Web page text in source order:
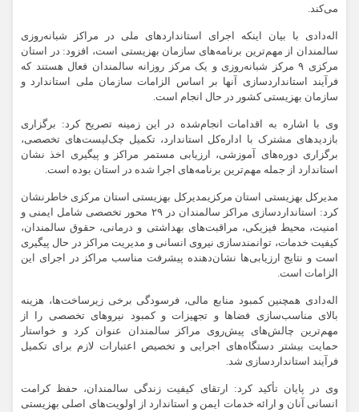
می‌کند.
اله‌دادی با بیان اینکه اجرای استانداردهای ملی در مراکز شبانه‌روزی
سالمندان از مهم‌ترین برنامه‌های سازمان بهزیستی است، افزود: در استان
مرکزی ۹ مرکز شبانه‌روزی و یک مرکز روزانه سالمندان فعال هستند که
فرآیند استانداردسازی آنها بر اساس الزامات سازمان ملی استاندارد و
سازمان بهزیستی کشور در حال انجام است.
وی با اشاره به اقدامات انجام‌شده در این زمینه تصریح کرد: برگزاری
بازدیدهای مشترک با اداره‌کل استاندارد، تکمیل چک‌لیست‌های تخصصی،
برگزاری دوره‌های آموزشی، ارزیابی مستمر مراکز و پیگیری اخذ نشان
استاندارد از جمله مهم‌ترین برنامه‌های اجرا شده در استان بوده است.
مدیرکل بهزیستی استان مرکزیمدیرکل بهزیستی استان مرکزی خاطرنشان
کرد: استانداردسازی مراکز سالمندان در ۲۹ محور تخصصی شامل ایمنی و
امنیت، محیط فیزیکی، مراقبت‌های بهداشتی و درمانی، حقوق سالمندان،
کیفیت خدمات، توانمندسازی نیروی انسانی و مدیریت مراکز در حال پیگیری
است و نتایج ارزیابی‌ها نشان‌دهنده پیشرفت مناسب مراکز در اجرای این
الزامات است.
اله‌دادی همچنین کمبود منابع مالی، فرسودگی برخی زیرساخت‌ها، هزینه
بالای مناسب‌سازی فضاها و تجهیزات و کمبود نیروهای تخصصی را از
مهم‌ترین چالش‌های پیش‌روی مراکز سالمندان عنوان کرد و خواستار
حمایت بیشتر دستگاه‌های اجرایی و تخصیص اعتبارات لازم برای تکمیل
فرآیند استانداردسازی شد.
وی در پایان تأکید کرد: ارتقای کیفیت زندگی سالمندان، حفظ کرامت
انسانی آنان و ارائه خدمات ایمن و استاندارد از اولویت‌های اصلی بهزیستی